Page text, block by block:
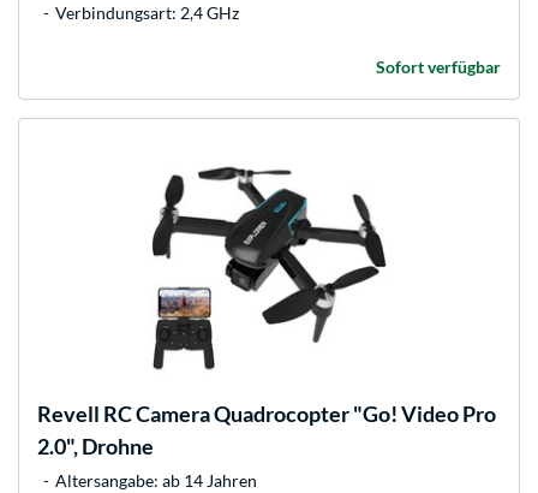
Verbindungsart: 2,4 GHz
Sofort verfügbar
Revell RC Camera Quadrocopter "Go! Video Pro
2.0", Drohne
Altersangabe: ab 14 Jahren